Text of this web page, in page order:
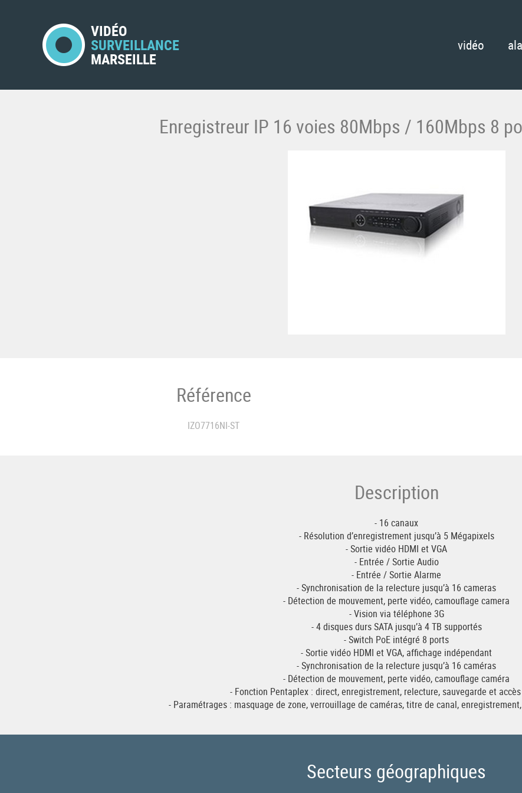
VIDÉO
SURVEILLANCE
MARSEILLE
vidéo
Enregistreur IP 16 voies 80Mbps / 160Mbps 8
Référence
IZO7716NI-ST
Description
- 16 canaux
- Résolution d’enregistrement jusqu’à 5 Mégapixels
- Sortie vidéo HDMI et VGA
- Entrée / Sortie Audio
- Entrée / Sortie Alarme
- Synchronisation de la relecture jusqu’à 16 cameras
- Détection de mouvement, perte vidéo, camouflage camera
- Vision via téléphone 3G
- 4 disques durs SATA jusqu’à 4 TB supportés
- Switch PoE intégré 8 ports
- Sortie vidéo HDMI et VGA, affichage indépendant
- Synchronisation de la relecture jusqu’à 16 caméras
- Détection de mouvement, perte vidéo, camouflage caméra
- Fonction Pentaplex : direct, enregistrement, relecture, sauvegarde et
- Paramétrages : masquage de zone, verrouillage de caméras, titre de canal,
Secteurs géographiques